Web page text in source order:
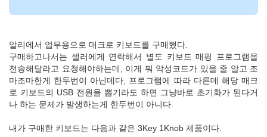
알리에서 업무용으로 매크로 키보드를 구매했다.
구매하고나서는 셀러에게 연락해서 별도 키보드 매핑 프로그램을
전송해달라고 요청해야하는데, 이게 뭐 악성코드가 있을 줄 알고 조
마조마한게 한두번이 아닌데다, 프로그램에 따라 다른데 해당 매크
로 키보드의 USB 전원을 뽑기라도 하면 그냥바로 초기화가 된다거
나 하는 문제가 발생하는게 한두번이 아니다.
내가 구매한 키보드는 다음과 같은 3Key 1Knob 제품이다.